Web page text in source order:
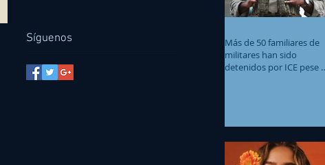
Síguenos
Más de 50 familiares de
militares han sido
detenidos por ICE pese a